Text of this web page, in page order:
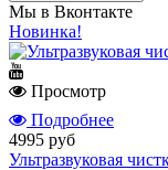
Мы в Вконтакте
Новинка!
Просмотр
Подробнее
4995 руб
Ультразвуковая